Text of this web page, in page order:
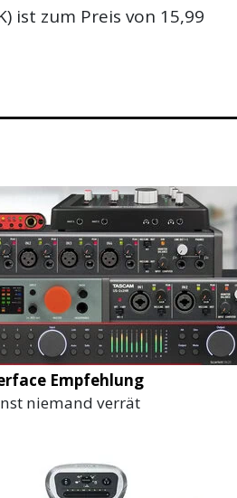
ist zum Preis von 15,99
Empfehlung
niemand verrät